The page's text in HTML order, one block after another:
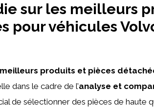
sur les meilleurs
pour véhicules
meilleurs produits et pièces
dans le cadre de l’analyse et
de sélectionner des pièces de haute